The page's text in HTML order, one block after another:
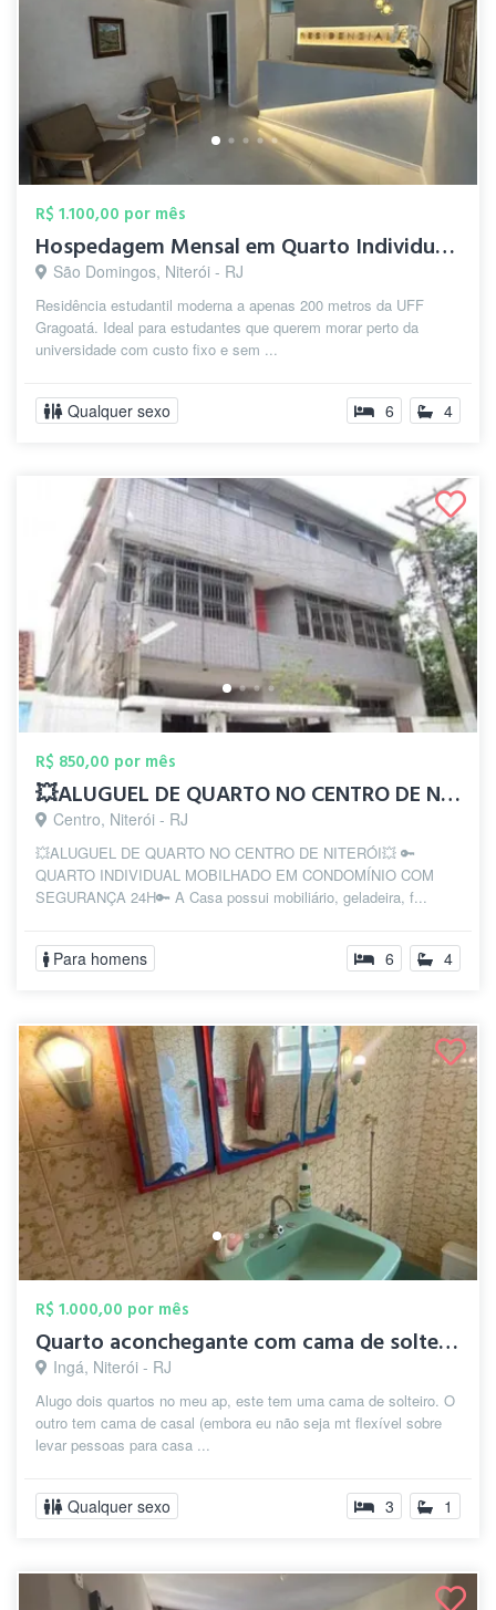
R$ 1.100,00 por mês
Hospedagem Mensal em Quarto Individual –...
São Domingos, Niterói - RJ
Residência estudantil moderna a apenas 200 metros da UFF
Gragoatá. Ideal para estudantes que querem morar perto da
universidade com custo fixo e sem ...
Qualquer sexo 6 4
R$ 850,00 por mês
💥ALUGUEL DE QUARTO NO CENTRO DE NITERÓI...
Centro, Niterói - RJ
💥ALUGUEL DE QUARTO NO CENTRO DE NITERÓI💥 🔑
QUARTO INDIVIDUAL MOBILHADO EM CONDOMÍNIO COM
SEGURANÇA 24H🔑 A Casa possui mobiliário, geladeira, f...
Para homens 6 4
R$ 1.000,00 por mês
Quarto aconchegante com cama de solteiro
Ingá, Niterói - RJ
Alugo dois quartos no meu ap, este tem uma cama de solteiro. O
outro tem cama de casal (embora eu não seja mt flexível sobre
levar pessoas para casa ...
Qualquer sexo 3 1